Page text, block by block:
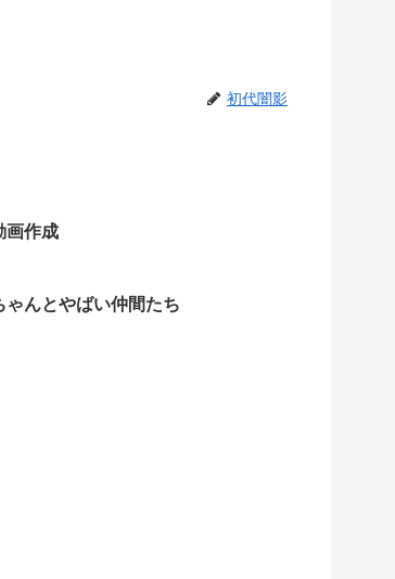
初代闇影
画作成
ゃんとやばい仲間たち